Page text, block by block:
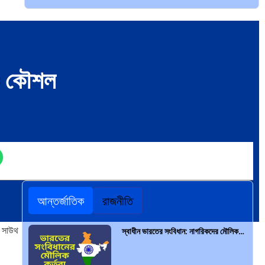
পাকিস্তান, চীন ও বাংলাদেশ: তিন…
কৌশল
সাউথ
আন্তর্জাতিক রাজনীতি
স্বাধীন ভারতের সংবিধান: নাগরিকদের মৌলিক…